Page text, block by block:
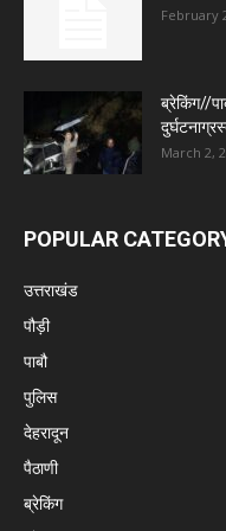
February
ब्रेकिंग//
March 2,
POPULAR
उत्तराखंड
पौड़ी
पाबौ
पुलिस
देहरादून
पैठाणी
ब्रेकिंग